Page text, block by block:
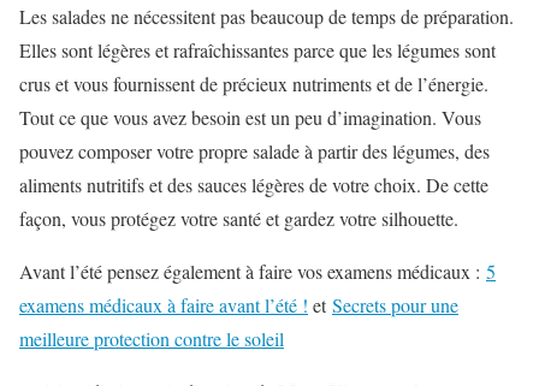
Les salades ne nécessitent pas beaucoup de temps de préparation.
Elles sont légères et rafraîchissantes parce que les légumes sont
crus et vous fournissent de précieux nutriments et de l’énergie.
Tout ce que vous avez besoin est un peu d’imagination. Vous
pouvez composer votre propre salade à partir des légumes, des
aliments nutritifs et des sauces légères de votre choix. De cette
façon, vous protégez votre santé et gardez votre silhouette.
Avant l’été pensez également à faire vos examens médicaux : 5
examens médicaux à faire avant l’été ! etSecrets pour une
meilleure protection contre le soleil